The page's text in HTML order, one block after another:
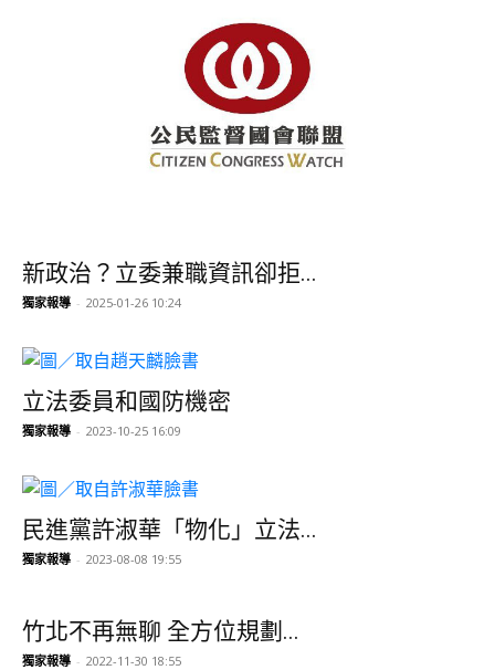
新政治？立委兼職資訊卻拒...
獨家報導 - 2025-01-26 10:24
立法委員和國防機密
獨家報導 - 2023-10-25 16:09
民進黨許淑華「物化」立法...
獨家報導 - 2023-08-08 19:55
竹北不再無聊 全方位規劃...
獨家報導 - 2022-11-30 18:55